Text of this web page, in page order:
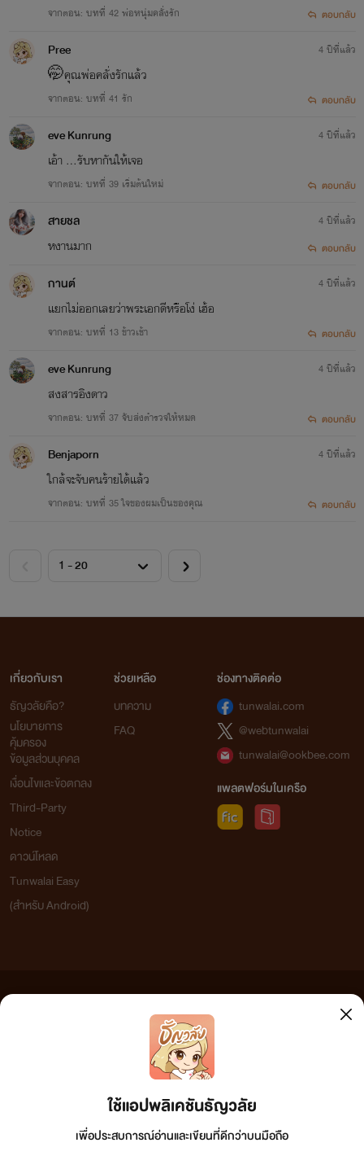
จากตอน: บทที่ 42 พ่อหนุ่มคลั่งรัก ตอบกลับ
Pree
🤭คุณพ่อคลั่งรักแล้ว
จากตอน: บทที่ 41 รัก
4 ปีที่แล้ว
ตอบกลับ
eve Kunrung
เอ้า …รับหากันให้เจอ
จากตอน: บทที่ 39 เริ่มต้นใหม่
4 ปีที่แล้ว
ตอบกลับ
สายชล
หงานมาก
4 ปีที่แล้ว
ตอบกลับ
กานต์
แยกไม่ออกเลยว่าพระเอกดีหรือโง่ เฮ้อ
จากตอน: บทที่ 13 ข้าวเช้า
4 ปีที่แล้ว
ตอบกลับ
eve Kunrung
สงสารอิงดาว
จากตอน: บทที่ 37 จับส่งตำรวจให้หมด
4 ปีที่แล้ว
ตอบกลับ
Benjaporn
ใกล้จะจับคนร้ายได้แล้ว
จากตอน: บทที่ 35 ใจของผมเป็นของคุณ
4 ปีที่แล้ว
ตอบกลับ
ใช้แอปพลิเคชันธัญวลัย
เพื่อประสบการณ์อ่านและเขียนที่ดีกว่าบนมือถือ
เกี่ยวกับเรา
ธัญวลัยคือ?
นโยบายการ
คุ้มครอง
ข้อมูลส่วนบุคคล
เงื่อนไขและข้อตกลง
Third-Party
Notice
ดาวน์โหลด
Tunwalai Easy
(สำหรับ Android)
ช่วยเหลือ
บทความ
FAQ
ช่องทางติดต่อ
tunwalai.com
@webtunwalai
tunwalai@ookbee.com
แพลตฟอร์มในเครือ
เว็บไซต์แห่งนี้ไม่ได้เห็นด้วยและไม่ขอรับผิดชอบต่อข้อความใดๆ ทั้งสิ้น ดังนั้นผู้อ่านทุกท่านโปรดใช้
วิจารณญาณในการกลั่นกรองด้วยตนเอง และหากท่านพบข้อความใดๆ ที่ขัดต่อกฎหมายและศีลธรรม
กรุณาแจ้งมาที่ tunwalai@ookbee.com เพื่อทีมงานจะได้ดำเนินการในทันที ทั้งนี้ ทางเว็บไซต์ขอสงวน
ลิขสิทธิ์ตามพระราชบัญญัติลิขสิทธิ์ (ฉบับเพิ่มเติม) พ.ศ.2558